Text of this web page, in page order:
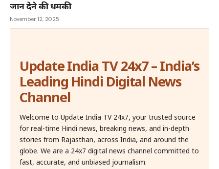
जान देने की धमकी
November 12, 2025
Update India TV 24x7 – India’s
Leading Hindi Digital News
Channel
Welcome to Update India TV 24x7, your trusted source
for real-time Hindi news, breaking news, and in-depth
stories from Rajasthan, across India, and around the
globe. We are a 24x7 digital news channel committed to
fast, accurate, and unbiased journalism.